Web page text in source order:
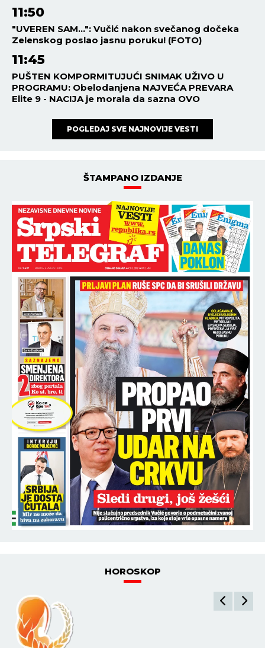
11:50
"UVEREN SAM...": Vučić nakon svečanog dočeka
Zelenskog poslao jasnu poruku! (FOTO)
11:45
PUŠTEN KOMPORMITUJUĆI SNIMAK UŽIVO U
PROGRAMU: Obelodanjena NAJVEĆA PREVARA
Elite 9 - NACIJA je morala da sazna OVO
POGLEDAJ SVE NAJNOVIJE VESTI
ŠTAMPANO IZDANJE
HOROSKOP